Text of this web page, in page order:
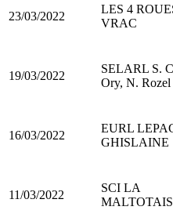
23/03/2022
LES 4
VRAC
19/03/2022
SELARL S.
Ory, N. Rozel
16/03/2022
EURL
GHISLAINE
11/03/2022
SCI LA